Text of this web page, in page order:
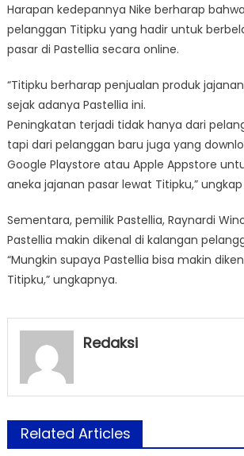
Harapan kedepannya Nike berharap
pelanggan Titipku yang hadir untuk
pasar di Pastellia secara online.
“Titipku berharap penjualan produk
sejak adanya Pastellia ini.
Peningkatan terjadi tidak hanya dari
tapi dari pelanggan baru juga yang
Google Playstore atau Apple Appstore
aneka jajanan pasar lewat Titipku,” ungkap
Sementara, pemilik Pastellia, Raynardi
Pastellia makin dikenal di kalangan
“Mungkin supaya Pastellia bisa makin
Titipku,” ungkapnya.
Redaksi
Related Articles